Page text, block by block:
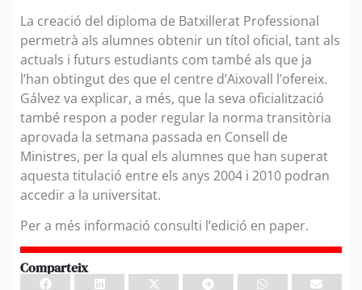
La creació del diploma de Batxillerat Professional
permetrà als alumnes obtenir un títol oficial, tant als
actuals i futurs estudiants com també als que ja
l’han obtingut des que el centre d’Aixovall l’ofereix.
Gálvez va explicar, a més, que la seva oficialització
també respon a poder regular la norma transitòria
aprovada la setmana passada en Consell de
Ministres, per la qual els alumnes que han superat
aquesta titulació entre els anys 2004 i 2010 podran
accedir a la universitat.
Per a més informació consulti l’edició en paper.
Comparteix